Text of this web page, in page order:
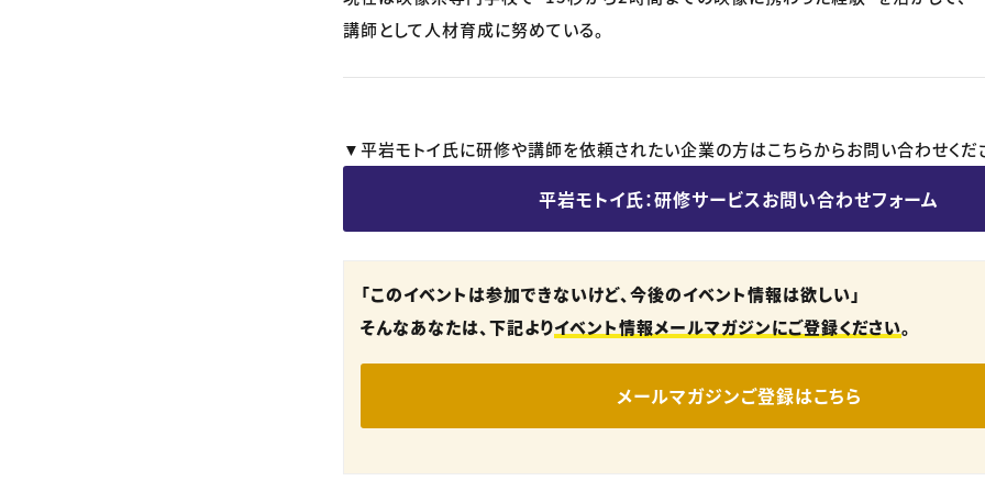
講師として人材育成に努めている。
▼平岩モトイ氏に研修や講師を依頼されたい企業の方はこちらからお問い合わせくだ
平岩モトイ氏：研修サービスお問い合わせフォーム
「このイベントは参加できないけど、今後のイベント情報は欲しい」
そんなあなたは、下記よりイベント情報メールマガジンにご登録ください。
メールマガジンご登録はこちら